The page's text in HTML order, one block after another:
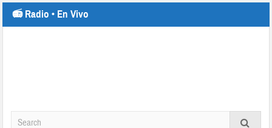
📻 Radio • En Vivo